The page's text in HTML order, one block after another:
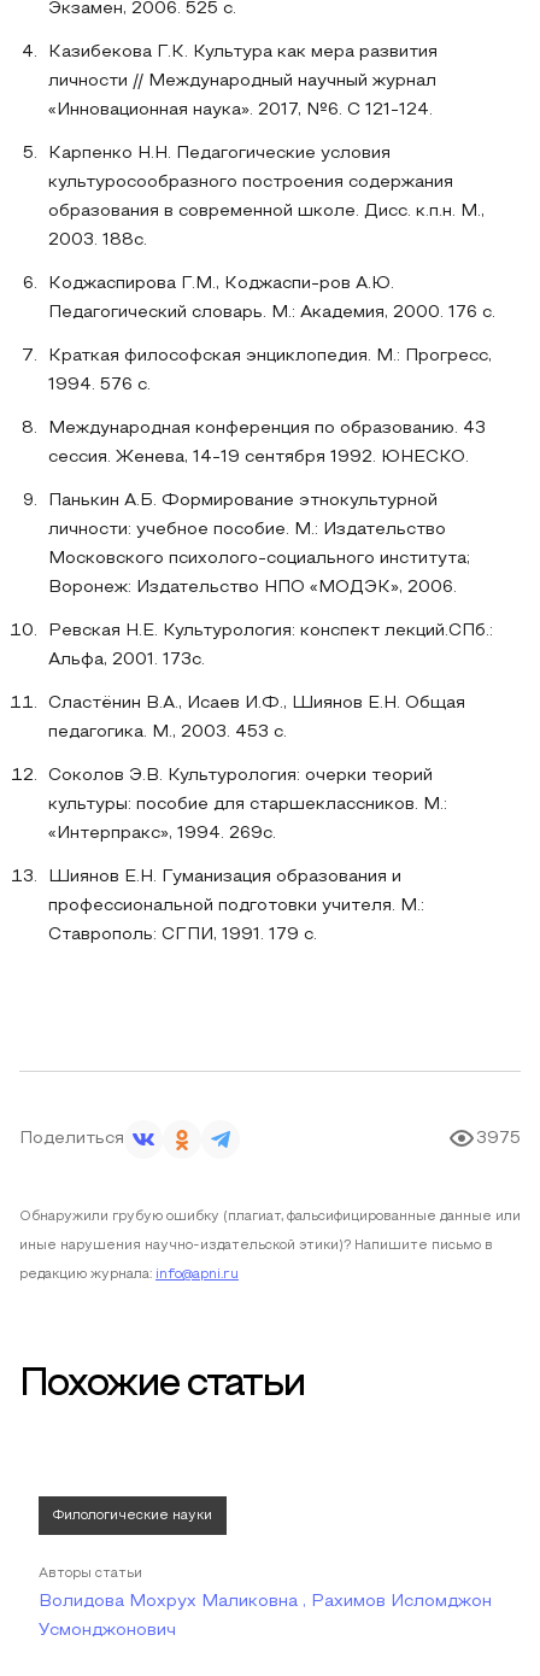
Экзамен, 2006. 525 с.
Казибекова Г.К. Культура как мера развития
личности // Международный научный журнал
«Инновационная наука». 2017, №6. С 121-124.
Карпенко Н.Н. Педагогические условия
культуросообразного построения содержания
образования в современной школе. Дисс. к.п.н. М.,
2003. 188с.
Коджаспирова Г.М., Коджаспи-ров А.Ю.
Педагогический словарь. М.: Академия, 2000. 176 с.
Краткая философская энциклопедия. М.: Прогресс,
1994. 576 с.
Международная конференция по образованию. 43
сессия. Женева, 14-19 сентября 1992. ЮНЕСКО.
Панькин А.Б. Формирование этнокультурной
личности: учебное пособие. М.: Издательство
Московского психолого-социального института;
Воронеж: Издательство НПО «МОДЭК», 2006.
Ревская Н.Е. Культурология: конспект лекций.СПб.:
Альфа, 2001. 173с.
Сластёнин В.А., Исаев И.Ф., Шиянов Е.Н. Общая
педагогика. М., 2003. 453 с.
Соколов Э.В. Культурология: очерки теорий
культуры: пособие для старшеклассников. М.:
«Интерпракс», 1994. 269с.
Шиянов Е.Н. Гуманизация образования и
профессиональной подготовки учителя. М.:
Ставрополь: СГПИ, 1991. 179 с.
Поделиться 3975
Обнаружили грубую ошибку (плагиат, фальсифицированные данные или
иные нарушения научно-издательской этики)? Напишите письмо в
редакцию журнала: info@apni.ru
Похожие статьи
Филологические науки
Авторы статьи
Волидова Мохрух Маликовна , Рахимов Исломджон
Усмонджонович